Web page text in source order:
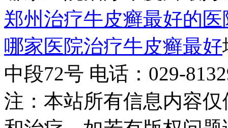
郑州治疗牛皮癣最好的
哪家医院治疗牛皮癣最好
中段72号 电话：029-
注：本站所有信息内容